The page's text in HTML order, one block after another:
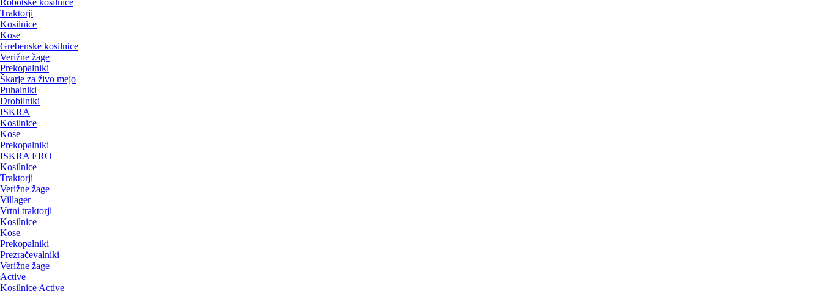
Robotske kosilnice
Traktorji
Kosilnice
Kose
Grebenske kosilnice
Verižne žage
Prekopalniki
Škarje za živo mejo
Puhalniki
Drobilniki
ISKRA
Kosilnice
Kose
Prekopalniki
ISKRA ERO
Kosilnice
Traktorji
Verižne žage
Villager
Vrtni traktorji
Kosilnice
Kose
Prekopalniki
Prezračevalniki
Verižne žage
Active
Kosilnice Active